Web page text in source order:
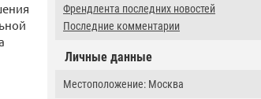
Френдлента последних новостей
Последние комментарии
Личные данные
Местоположение: Москва